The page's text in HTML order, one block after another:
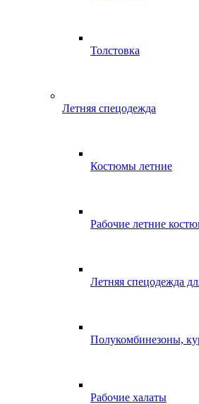
Толстовка
Летняя спецодежда
Костюмы летние
Рабочие летние
Летняя спецодежда
Полукомбинезоны,
Рабочие халаты